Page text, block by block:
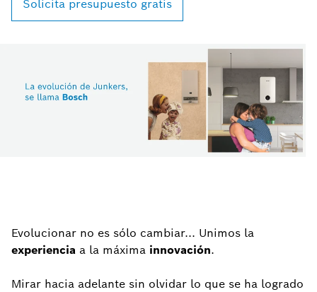
Solicita presupuesto gratis
Evolucionar no es sólo cambiar... Unimos la
experiencia a la máxima innovación.
Mirar hacia adelante sin olvidar lo que se ha logrado